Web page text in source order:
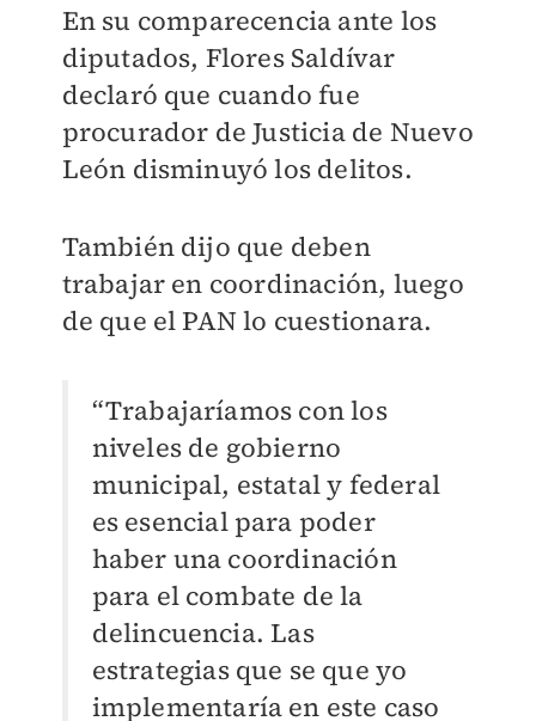
En su comparecencia ante los
diputados, Flores Saldívar
declaró que cuando fue
procurador de Justicia de Nuevo
León disminuyó los delitos.
También dijo que deben
trabajar en coordinación, luego
de que el PAN lo cuestionara.
“Trabajaríamos con los
niveles de gobierno
municipal, estatal y federal
es esencial para poder
haber una coordinación
para el combate de la
delincuencia. Las
estrategias que se que yo
implementaría en este caso